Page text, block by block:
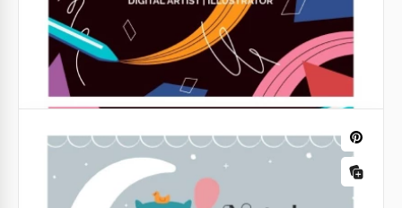
Google Slides
Cartão de visita da Dark Roofing